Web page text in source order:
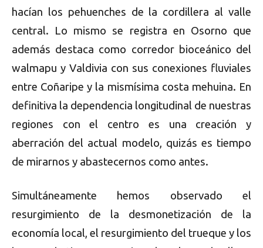
hacían los pehuenches de la cordillera al valle
central. Lo mismo se registra en Osorno que
además destaca como corredor bioceánico del
walmapu y Valdivia con sus conexiones fluviales
entre Coñaripe y la mismísima costa mehuina. En
definitiva la dependencia longitudinal de nuestras
regiones con el centro es una creación y
aberración del actual modelo, quizás es tiempo
de mirarnos y abastecernos como antes.
Simultáneamente hemos observado el
resurgimiento de la desmonetización de la
economía local, el resurgimiento del trueque y los